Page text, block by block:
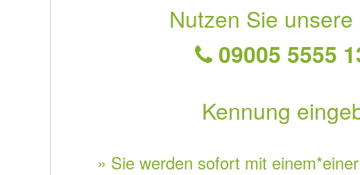
Nutzen Sie
09005 5555
Kennung
» Sie werden sofort mit